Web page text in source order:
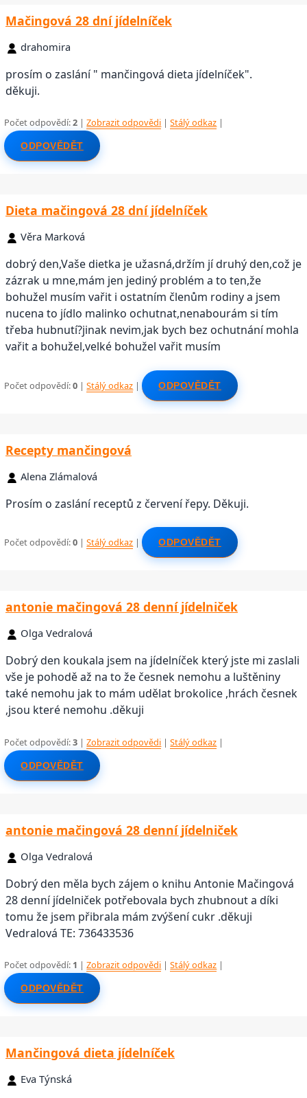
Mačingová 28 dní jídelníček
drahomira
prosím o zaslání " mančingová dieta jídelníček".
děkuji.
Počet odpovědí:2 |Zobrazit odpovědi |Stálý odkaz |
ODPOVĚDĚT
Dieta mačingová 28 dní jídelníček
Věra Marková
dobrý den,Vaše dietka je užasná,držím jí druhý den,což je
zázrak u mne,mám jen jediný problém a to ten,že
bohužel musím vařit i ostatním členům rodiny a jsem
nucena to jídlo malinko ochutnat,nenabourám si tím
třeba hubnutí?jinak nevim,jak bych bez ochutnání mohla
vařit a bohužel,velké bohužel vařit musím
Počet odpovědí:0 |Stálý odkaz | ODPOVĚDĚT
Recepty mančingová
Alena Zlámalová
Prosím o zaslání receptů z červení řepy. Děkuji.
Počet odpovědí:0 |Stálý odkaz | ODPOVĚDĚT
antonie mačingová 28 denní jídelniček
Olga Vedralová
Dobrý den koukala jsem na jídelníček který jste mi zaslali
vše je pohodě až na to že česnek nemohu a luštěniny
také nemohu jak to mám udělat brokolice ,hrách česnek
,jsou které nemohu .děkuji
Počet odpovědí:3 |Zobrazit odpovědi |Stálý odkaz |
ODPOVĚDĚT
antonie mačingová 28 denní jídelniček
Olga Vedralová
Dobrý den měla bych zájem o knihu Antonie Mačingová
28 denní jídelniček potřebovala bych zhubnout a díki
tomu že jsem přibrala mám zvýšení cukr .děkuji
Vedralová TE: 736433536
Počet odpovědí: 1 |Zobrazit odpovědi |Stálý odkaz |
ODPOVĚDĚT
Mančingová dieta jídelníček
Eva Týnská